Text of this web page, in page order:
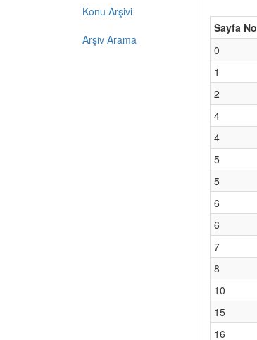
Konu Arşivi
Arşiv Arama
Sayfa No
0
1
2
4
4
5
5
6
6
7
8
10
15
16